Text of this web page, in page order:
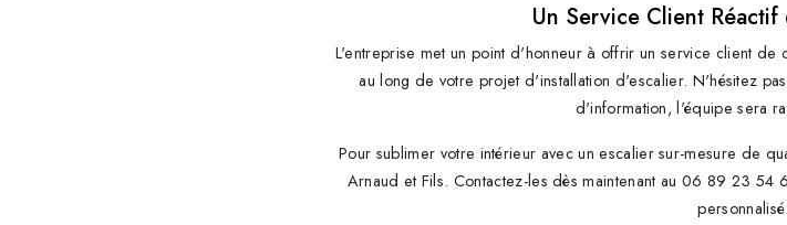
Un Service Client
L'entreprise met un point d'honneur à offrir un service client de
au long de votre projet d'installation d'escalier. N'hésitez
d'information, l'équipe sera
Pour sublimer votre intérieur avec un escalier sur-mesure de
Arnaud et Fils. Contactez-les dès maintenant au 06 89 23
personnalisé.